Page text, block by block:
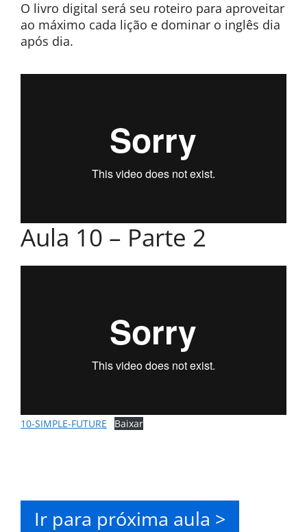
O livro digital será seu roteiro para aproveitar
ao máximo cada lição e dominar o inglês dia
após dia.
Aula 10 – Parte 2
10-SIMPLE-FUTURE Baixar
Ir para próxima aula >